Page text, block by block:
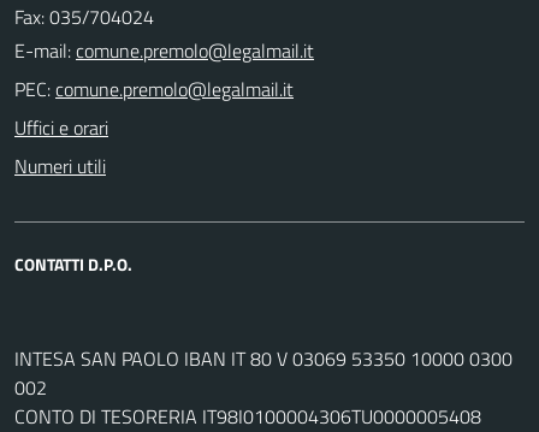
Fax: 035/704024
E-mail:
PEC:
Uffici e orari
Numeri utili
CONTATTI D.P.O.
INTESA SAN PAOLO IBAN IT 80 V 03069 53350 10000 0300
002
CONTO DI TESORERIA IT98I0100004306TU0000005408